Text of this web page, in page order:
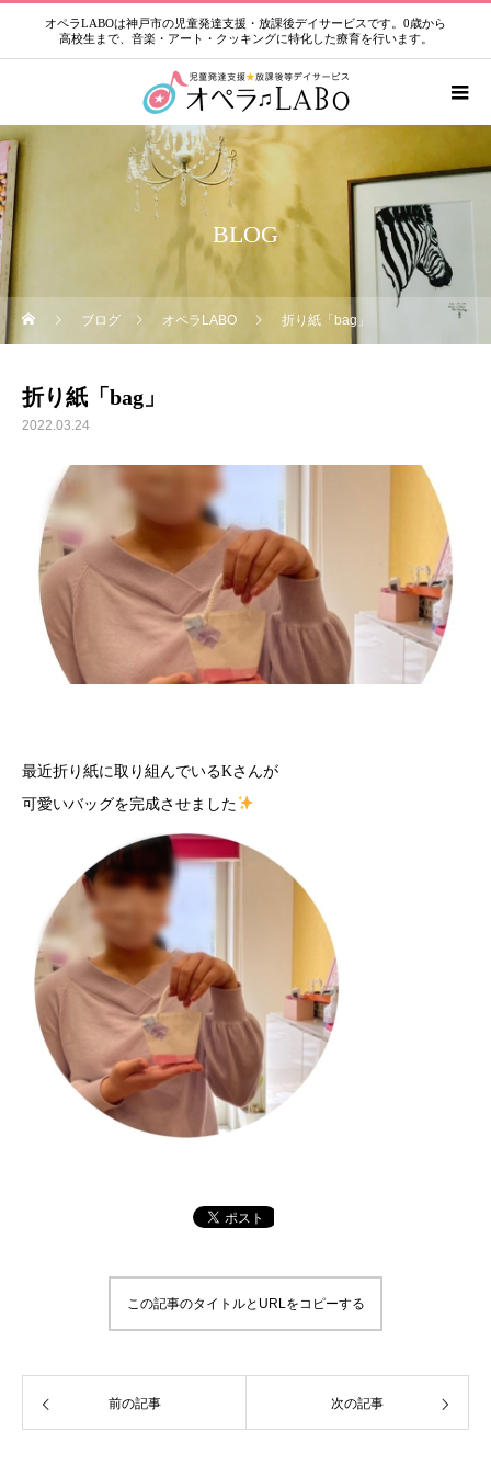
オペラLABOは神戸市の児童発達支援・放課後デイサービスです。0歳から
高校生まで、音楽・アート・クッキングに特化した療育を行います。
BLOG
ブログ オペラLABO 折り紙「bag」
折り紙「bag」
2022.03.24
最近折り紙に取り組んでいるKさんが
可愛いバッグを完成させました
この記事のタイトルとURLをコピーする
前の記事 次の記事